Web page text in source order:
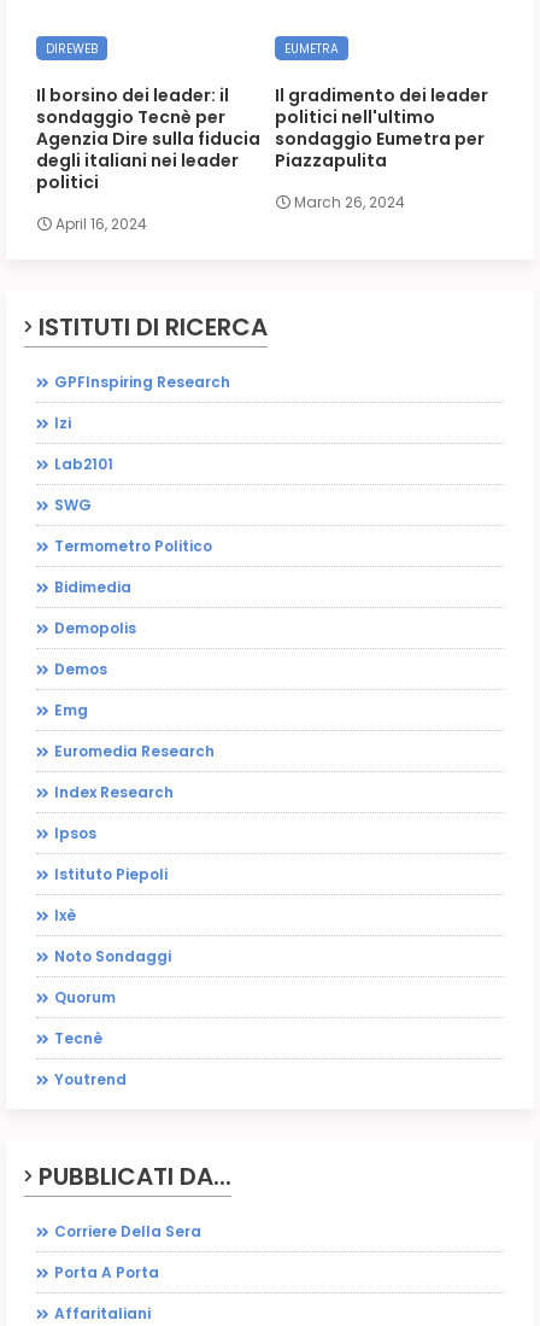
DIREWEB
Il borsino dei leader: il
sondaggio Tecnè per
Agenzia Dire sulla fiducia
degli italiani nei leader
politici
April 16, 2024
EUMETRA
Il gradimento dei leader
politici nell'ultimo
sondaggio Eumetra per
Piazzapulita
March 26, 2024
ISTITUTI DI RICERCA
GPFInspiring Research
Izi
Lab2101
SWG
Termometro Politico
Bidimedia
Demopolis
Demos
Emg
Euromedia Research
Index Research
Ipsos
Istituto Piepoli
Ixè
Noto Sondaggi
Quorum
Tecnè
Youtrend
PUBBLICATI DA...
Corriere Della Sera
Porta A Porta
Affaritaliani